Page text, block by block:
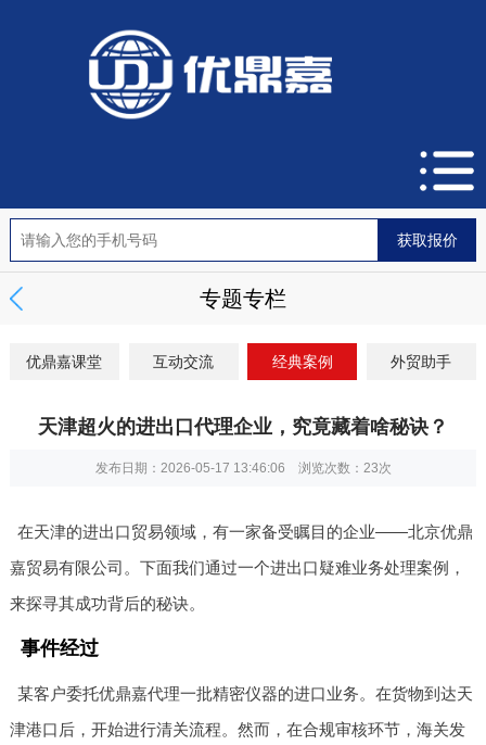
专题专栏
优鼎嘉课堂 互动交流 经典案例 外贸助手
天津超火的进出口代理企业，究竟藏着啥秘诀？
发布日期：2026-05-17 13:46:06 浏览次数： 23次
在天津的进出口贸易领域，有一家备受瞩目的企业——北京优鼎
嘉贸易有限公司。下面我们通过一个进出口疑难业务处理案例，
来探寻其成功背后的秘诀。
事件经过
某客户委托优鼎嘉代理一批精密仪器的进口业务。在货物到达天
津港口后，开始进行清关流程。然而，在合规审核环节，海关发